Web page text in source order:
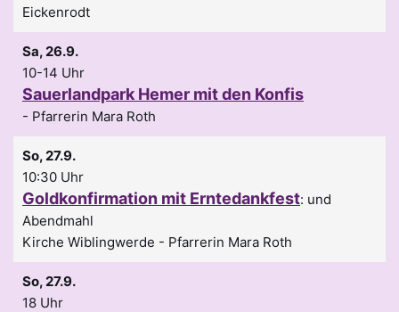
Eickenrodt
Sa, 26.9.
10-14 Uhr
Sauerlandpark Hemer mit den Konfis
Pfarrerin Mara Roth
So, 27.9.
10:30 Uhr
Goldkonfirmation mit Erntedankfest: und
Abendmahl
Kirche Wiblingwerde
Pfarrerin Mara Roth
So, 27.9.
18 Uhr